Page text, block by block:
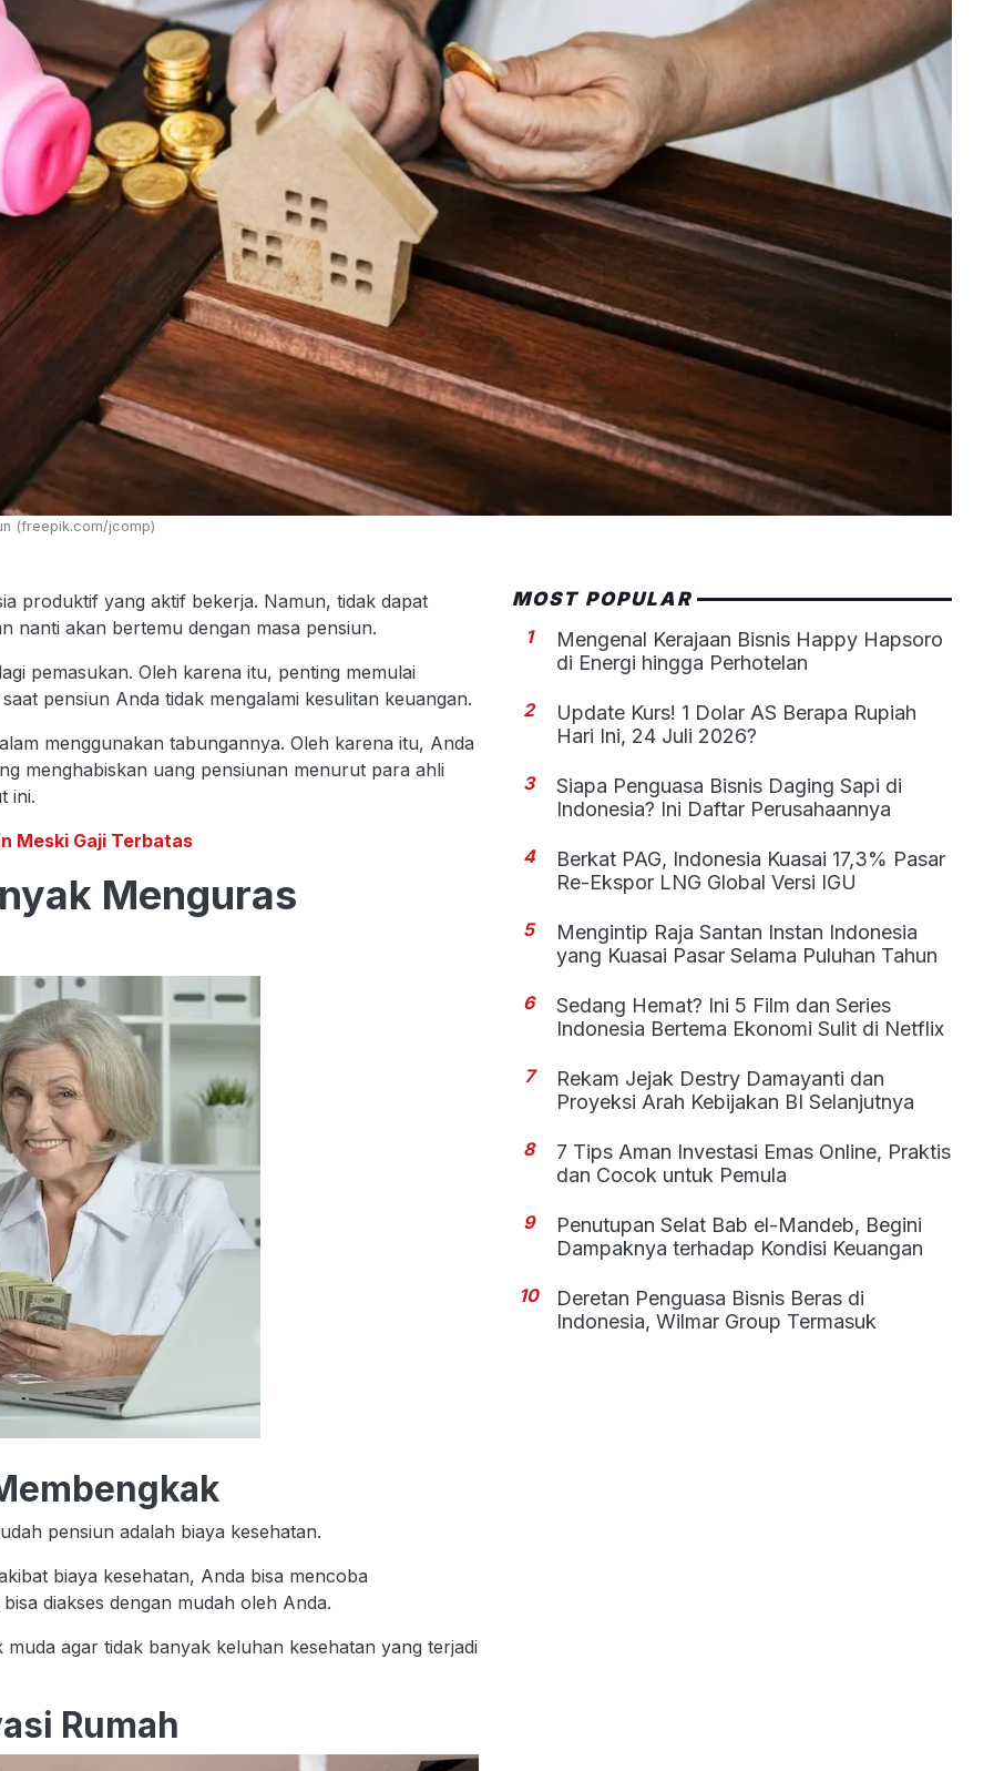
(freepik.com/jcomp)
produktif yang aktif bekerja. Namun, tidak dapat
nanti akan bertemu dengan masa pensiun.
pemasukan. Oleh karena itu, penting memulai
pensiun Anda tidak mengalami kesulitan keuangan.
menggunakan tabungannya. Oleh karena itu, Anda
menghabiskan uang pensiunan menurut para ahli
ini.
Meski Gaji Terbatas
Menguras
pensiun adalah biaya kesehatan.
biaya kesehatan, Anda bisa mencoba
diakses dengan mudah oleh Anda.
agar tidak banyak keluhan kesehatan yang terjadi
Rumah
MOST POPULAR
1
Mengenal Kerajaan Bisnis Happy Hapsoro
di Energi hingga Perhotelan
2
Update Kurs! 1 Dolar AS Berapa Rupiah
Hari Ini, 24 Juli 2026?
3
Siapa Penguasa Bisnis Daging Sapi di
Indonesia? Ini Daftar Perusahaannya
4
Berkat PAG, Indonesia Kuasai 17,3% Pasar
Re-Ekspor LNG Global Versi IGU
5
Mengintip Raja Santan Instan Indonesia
yang Kuasai Pasar Selama Puluhan Tahun
6
Sedang Hemat? Ini 5 Film dan Series
Indonesia Bertema Ekonomi Sulit di Netflix
7
Rekam Jejak Destry Damayanti dan
Proyeksi Arah Kebijakan BI Selanjutnya
8
7 Tips Aman Investasi Emas Online, Praktis
dan Cocok untuk Pemula
9
Penutupan Selat Bab el-Mandeb, Begini
Dampaknya terhadap Kondisi Keuangan
10
Deretan Penguasa Bisnis Beras di
Indonesia, Wilmar Group Termasuk